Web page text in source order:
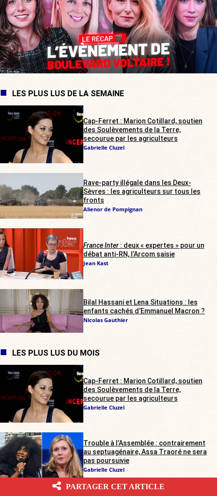
LES PLUS LUS DE LA SEMAINE
Cap-Ferret : Marion Cotillard, soutien
des Soulèvements de la Terre,
secourue par les agriculteurs
Gabrielle Cluzel
Rave-party illégale dans les Deux-
Sèvres : les agriculteurs sur tous les
fronts
Alienor de Pompignan
France Inter: deux « expertes » pour un
débat anti-RN, l’Arcom saisie
Jean Kast
Bilal Hassani et Lena Situations : les
enfants cachés d’Emmanuel Macron ?
Nicolas Gauthier
LES PLUS LUS DU MOIS
Cap-Ferret : Marion Cotillard, soutien
des Soulèvements de la Terre,
secourue par les agriculteurs
Gabrielle Cluzel
Trouble à l’Assemblée : contrairement
au septuagénaire, Assa Traoré ne sera
pas poursuivie
Gabrielle Cluzel
PARTAGER CET ARTICLE